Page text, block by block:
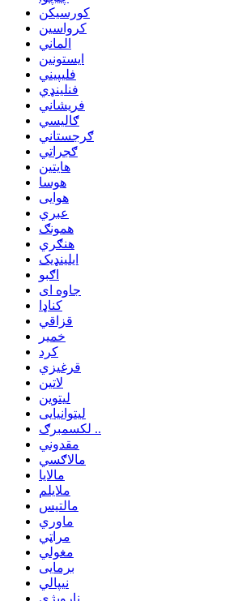
کورسیکن
کرواسین
الماني
ایستونین
فلیپیني
فنلینډي
فريشاني
ګالیسي
ګرجستاني
ګجراتي
هایتین
هوسا
هوایی
عبري
همونګ
هنګري
ایلینډیک
اګبو
جاوه ای
کناډا
قزاقي
خمیر
کرد
قرغیزي
لاتین
لیتوین
لیتوانیایی
لکسمبرګ ..
مقدوني
مالاګسي
مالایا
ملایلم
مالتیس
ماوري
مراټي
مغولي
برمایی
نیپالي